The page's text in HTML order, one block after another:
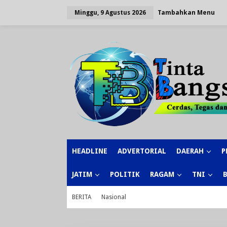
Minggu, 9 Agustus 2026 Tambahkan Menu
HEADLINE ADVERTORIAL DAERAH
JATIM POLITIK RAGAM TNI
BERITA Nasional